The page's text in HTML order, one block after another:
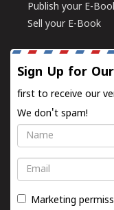
Publish your E-
Sell your E-Book
Sign Up for
first to receive our
We don't spam!
Name
Email
Marketing